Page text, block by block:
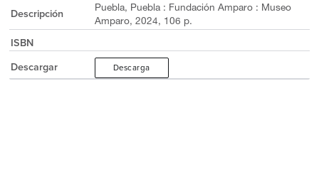
Descripción
Puebla, Puebla : Fundación Amparo : Museo
Amparo, 2024, 106 p.
ISBN
Descargar
Descarga